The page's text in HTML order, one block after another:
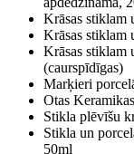
Krāsas
Krāsas stiklam
Krāsas stiklam
(caurspīdīgas)
Marķieri
Otas
Stikla plēvīšu
Stikla un
50ml